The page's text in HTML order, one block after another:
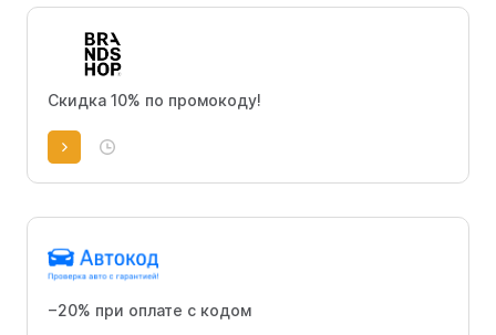
Скидка 10% по промокоду!
−20% при оплате с кодом